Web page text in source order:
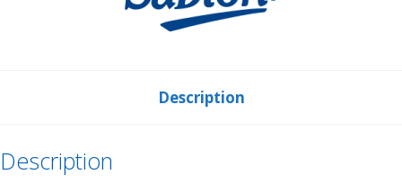
Description
Description